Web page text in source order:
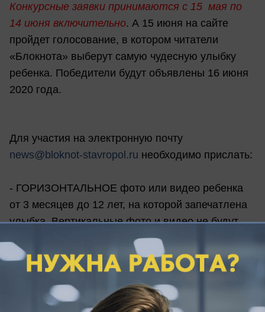
Конкурсные заявки принимаются с 15 мая по
14 июня включительно. А 15 июня на сайте
пройдет голосование, в котором читатели
«Блокнота» выберут самую чудесную улыбку
ребенка. Победители будут объявлены 16 июня
2020 года.
Для участия на электронную почту
news@bloknot-stavropol.ru необходимо прислать:
- ГОРИЗОНТАЛЬНОЕ фото или видео ребенка
от 3 месяцев до 12 лет, на которой запечатлена
улыбка.Вертикальные фото и видео не будут
размещаться в Instagram Блокнота!
можно не более 3-х файлов;
- ФИО ребенка и его родителя, контактный
телефон;
Согласие на использование фото ребенка